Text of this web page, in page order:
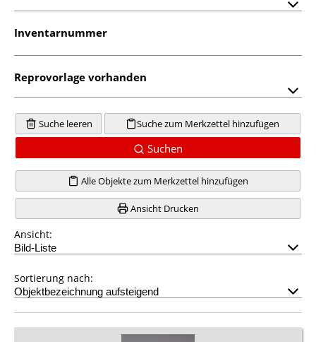
Inventarnummer
Reprovorlage vorhanden
Suche leeren Suche zum Merkzettel hinzufügen
Suchen
Alle Objekte zum Merkzettel hinzufügen
Ansicht Drucken
Ansicht:
Sortierung nach: